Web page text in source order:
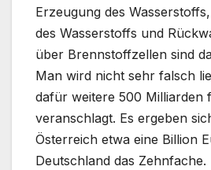
Erzeugung des
des Wasserstoffs und
über Brennstoffzellen sind
Man wird nicht sehr falsch
dafür weitere 500 Milliarden
veranschlagt. Es ergeben
Österreich etwa eine Billion
Deutschland das Zehnfache.